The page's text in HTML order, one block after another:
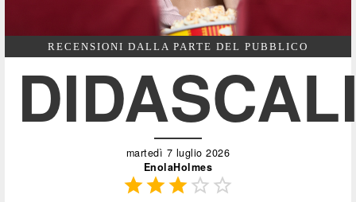
RECENSIONI DALLA PARTE DEL PUBBLICO
martedì 7 luglio 2026
EnolaHolmes
 